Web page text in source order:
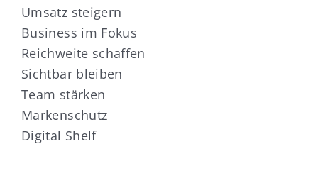
Umsatz steigern
Business im Fokus
Reichweite schaffen
Sichtbar bleiben
Team stärken
Markenschutz
Digital Shelf